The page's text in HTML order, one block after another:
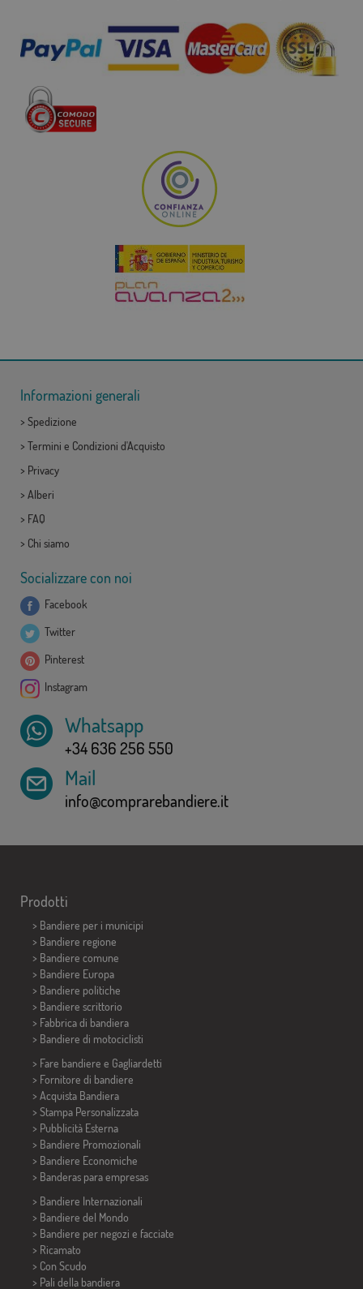
Informazioni generali
> Spedizione
> Termini e Condizioni d'Acquisto
> Privacy
> Alberi
> FAQ
> Chi siamo
Socializzare con noi
Facebook
Twitter
Pinterest
Instagram
Whatsapp
+34 636 256 550
Mail
info@comprarebandiere.it
Prodotti
> Bandiere per i municipi
> Bandiere regione
> Bandiere comune
> Bandiere Europa
> Bandiere politiche
> Bandiere scrittorio
> Fabbrica di bandiera
> Bandiere di motociclisti
> Fare bandiere e Gagliardetti
> Fornitore di bandiere
> Acquista Bandiera
> Stampa Personalizzata
> Pubblicità Esterna
> Bandiere Promozionali
> Bandiere Economiche
> Banderas para empresas
> Bandiere Internazionali
> Bandiere del Mondo
> Bandiere per negozi e facciate
> Ricamato
> Con Scudo
> Pali della bandiera